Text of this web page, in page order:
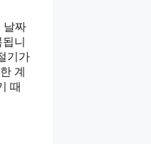
날짜
니
기가
계
때